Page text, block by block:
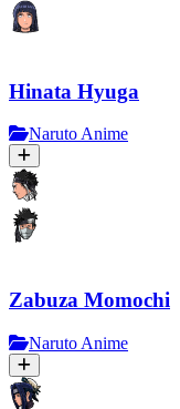
Hinata Hyuga
Naruto Anime
Zabuza Momochi
Naruto Anime